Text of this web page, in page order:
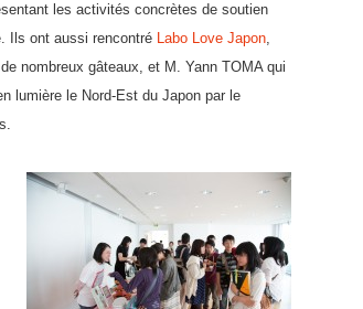
les activités concrètes de soutien
Ils ont aussi rencontré Labo Love Japon,
nombreux gâteaux, et M. Yann TOMA qui
lumière le Nord-Est du Japon par le